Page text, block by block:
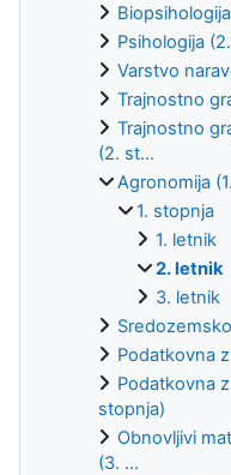
Psihologija
Varstvo
Trajnostno
Trajnostno
(2. st...
Agronomija
1. stopnja
1. letnik
2. letnik
3. letnik
Podatkovna
Podatkovna
stopnja)
Obnovljivi
(3. ...